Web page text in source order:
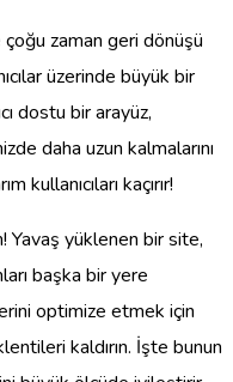
zaman geri dönüşü
üzerinde büyük bir
dostu bir arayüz,
daha uzun kalmalarını
kullanıcıları kaçırır!
Yavaş yüklenen bir site,
başka bir yere
optimize etmek için
kaldırın. İşte bunun